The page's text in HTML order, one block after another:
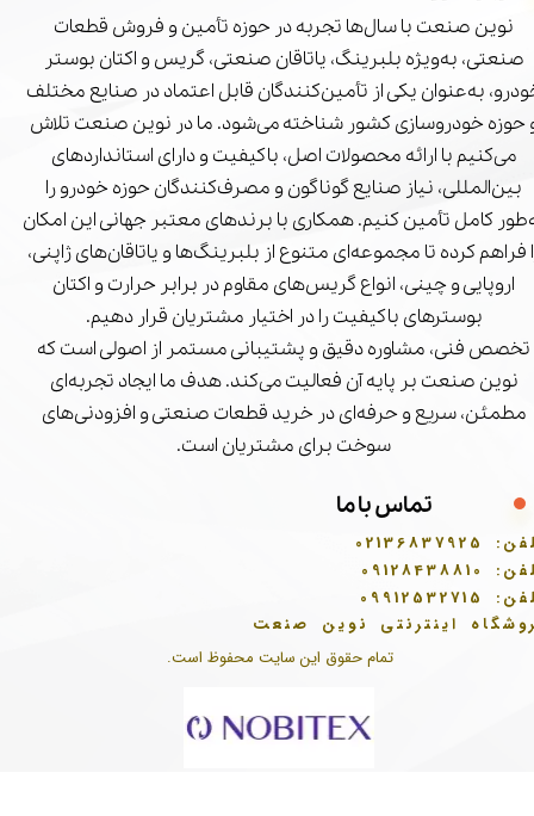
تمام حقوق این سایت محفوظ است.
نوین صنعت با سال‌ها تجربه در حوزه تأمین و فروش قطعات
صنعتی، به‌ویژه بلبرینگ، یاتاقان صنعتی، گریس و اکتان بوستر
به‌عنوان یکی از تأمین‌کنندگان قابل اعتماد در صنایع مختلف
حوزه خودروسازی کشور شناخته می‌شود. ما در نوین صنعت تلاش
می‌کنیم با ارائه محصولات اصل، باکیفیت و دارای استانداردهای
بین‌المللی، نیاز صنایع گوناگون و مصرف‌کنندگان حوزه خودرو را
کامل تأمین کنیم. همکاری با برندهای معتبر جهانی این امکان
فراهم کرده تا مجموعه‌ای متنوع از بلبرینگ‌ها و یاتاقان‌های ژاپنی،
اروپایی و چینی، انواع گریس‌های مقاوم در برابر حرارت و اکتان
بوسترهای باکیفیت را در اختیار مشتریان قرار دهیم.
تخصص فنی، مشاوره دقیق و پشتیبانی مستمر از اصولی است که
نوین صنعت بر پایه آن فعالیت می‌کند. هدف ما ایجاد تجربه‌ای
مطمئن، سریع و حرفه‌ای در خرید قطعات صنعتی و افزودنی‌های
سوخت برای مشتریان است.
تماس با ما
02136837925
09128438810
09912532715
اینترنتی نوین صنعت